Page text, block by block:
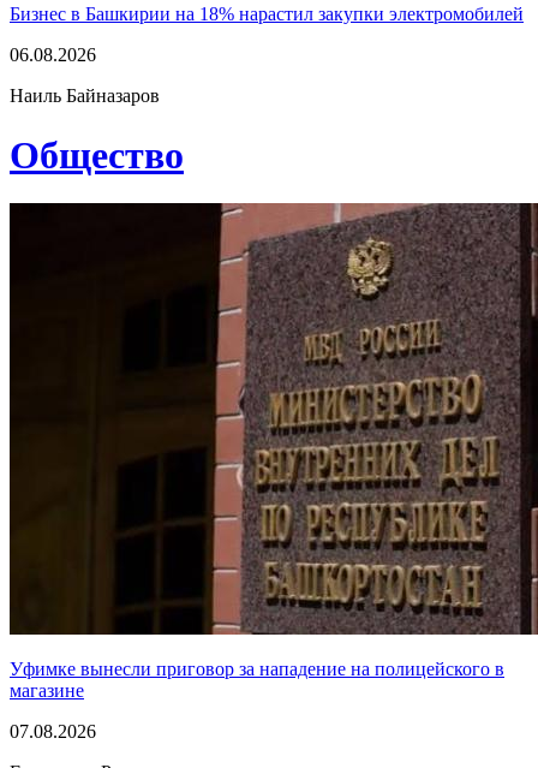
Бизнес в Башкирии на 18% нарастил закупки электромобилей
06.08.2026
Наиль Байназаров
Общество
Уфимке вынесли приговор за нападение на полицейского в
магазине
07.08.2026